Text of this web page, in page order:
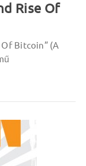
Rise Of
Of Bitcoin” (A